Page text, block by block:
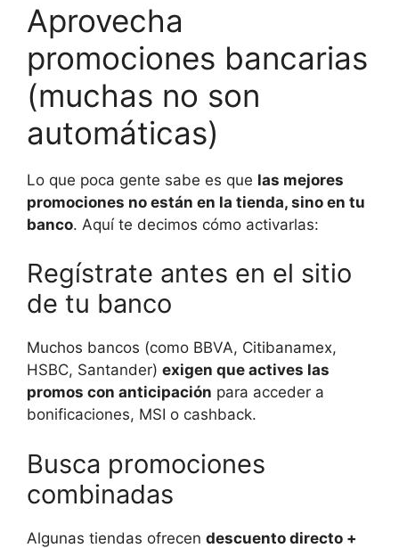
Aprovecha
promociones bancarias
(muchas no son
automáticas)
Lo que poca gente sabe es que las mejores
promociones no están en la tienda, sino en tu
banco. Aquí te decimos cómo activarlas:
Regístrate antes en el sitio
de tu banco
Muchos bancos (como BBVA, Citibanamex,
HSBC, Santander) exigen que actives las
promos con anticipación para acceder a
bonificaciones, MSI o cashback.
Busca promociones
combinadas
Algunas tiendas ofrecen descuento directo +